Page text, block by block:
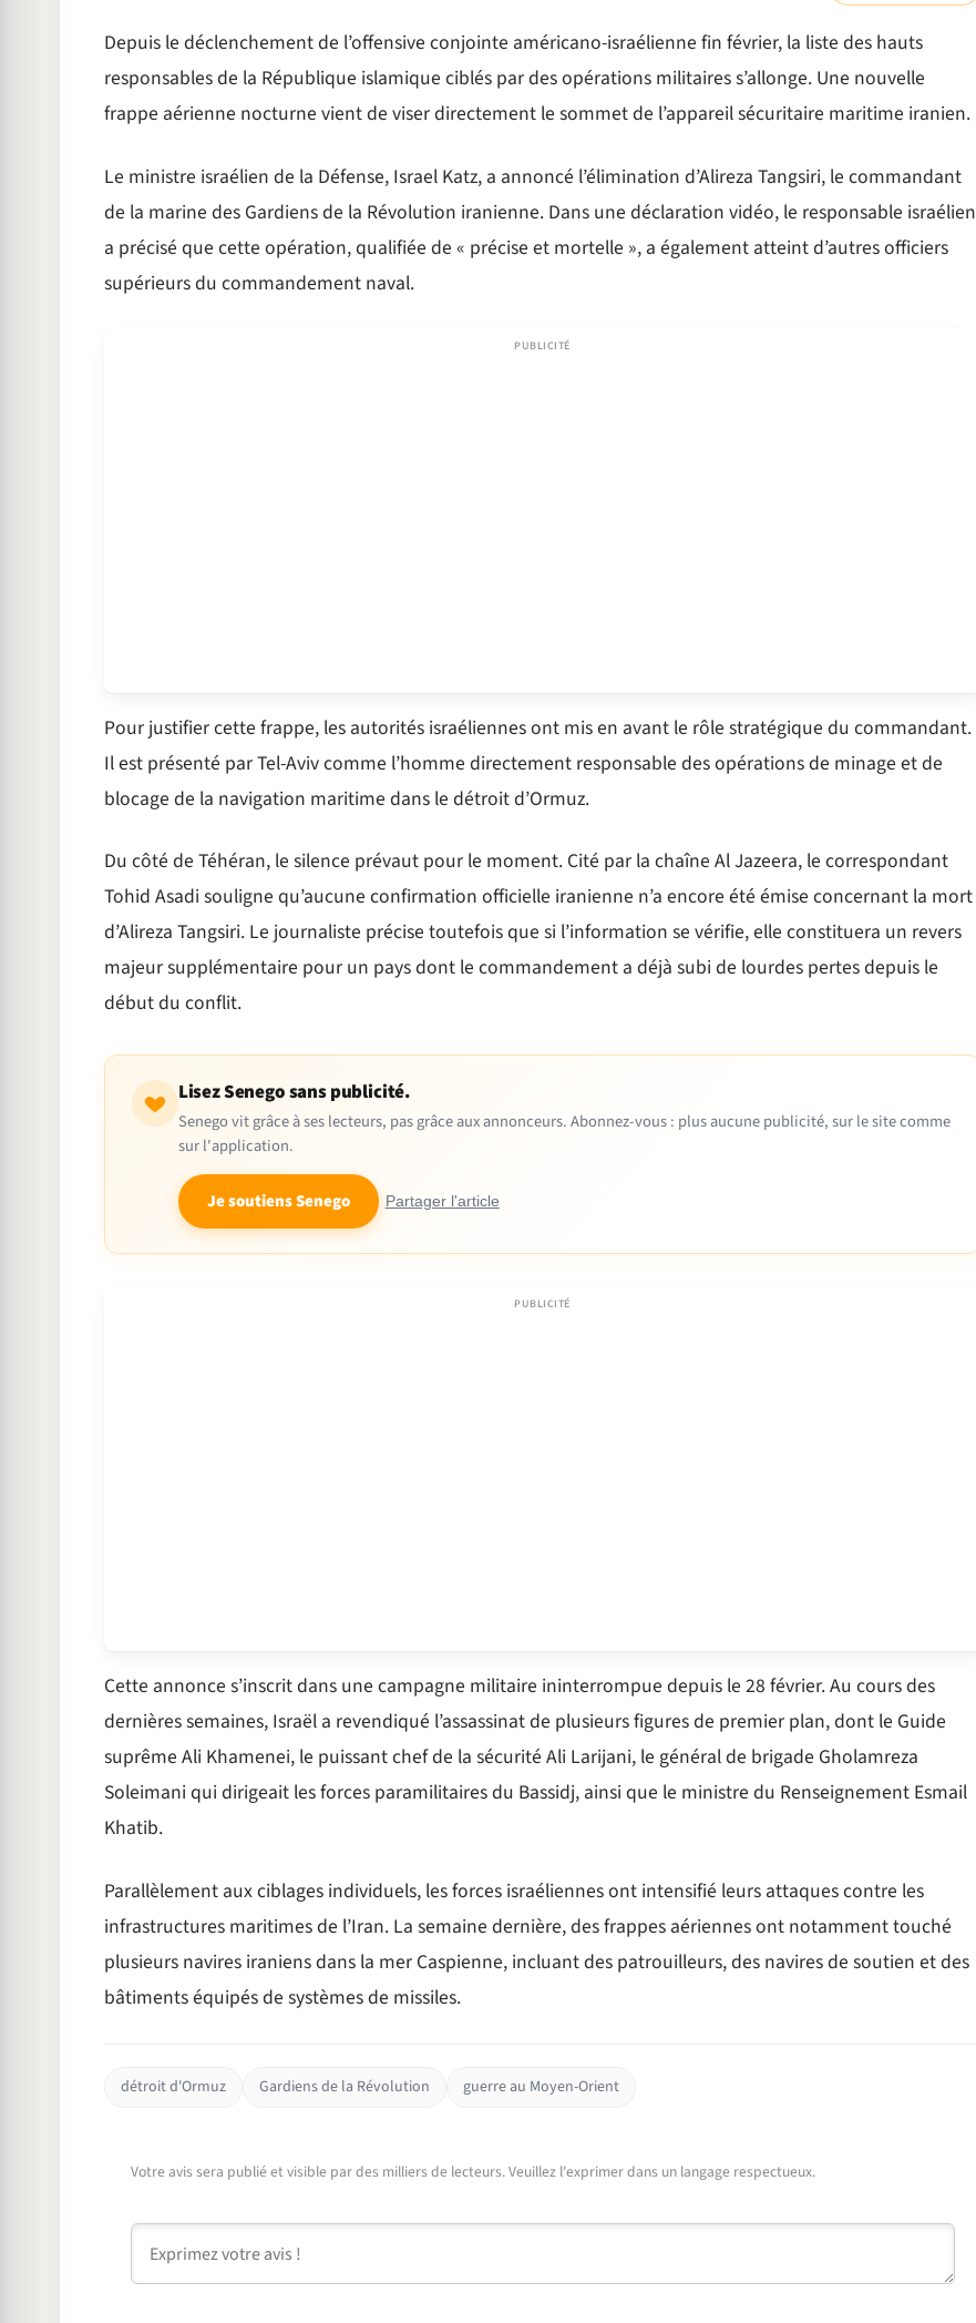
Depuis le déclenchement de l’offensive conjointe américano-israélienne fin février, la liste des hauts
responsables de la République islamique ciblés par des opérations militaires s’allonge. Une nouvelle
frappe aérienne nocturne vient de viser directement le sommet de l’appareil sécuritaire maritime iranien.
Le ministre israélien de la Défense, Israel Katz, a annoncé l’élimination d’Alireza Tangsiri, le commandant
de la marine des Gardiens de la Révolution iranienne. Dans une déclaration vidéo, le responsable israélien
a précisé que cette opération, qualifiée de « précise et mortelle », a également atteint d’autres officiers
supérieurs du commandement naval.
Pour justifier cette frappe, les autorités israéliennes ont mis en avant le rôle stratégique du commandant.
Il est présenté par Tel-Aviv comme l’homme directement responsable des opérations de minage et de
blocage de la navigation maritime dans le détroit d’Ormuz.
Du côté de Téhéran, le silence prévaut pour le moment. Cité par la chaîne Al Jazeera, le correspondant
Tohid Asadi souligne qu’aucune confirmation officielle iranienne n’a encore été émise concernant la mort
d’Alireza Tangsiri. Le journaliste précise toutefois que si l’information se vérifie, elle constituera un revers
majeur supplémentaire pour un pays dont le commandement a déjà subi de lourdes pertes depuis le
début du conflit.
Lisez Senego sans publicité.
Senego vit grâce à ses lecteurs, pas grâce aux annonceurs. Abonnez-vous : plus aucune publicité, sur le site comme
sur l'application.
Je soutiens Senego Partager l'article
Cette annonce s’inscrit dans une campagne militaire ininterrompue depuis le 28 février. Au cours des
dernières semaines, Israël a revendiqué l’assassinat de plusieurs figures de premier plan, dont le Guide
suprême Ali Khamenei, le puissant chef de la sécurité Ali Larijani, le général de brigade Gholamreza
Soleimani qui dirigeait les forces paramilitaires du Bassidj, ainsi que le ministre du Renseignement Esmail
Khatib.
Parallèlement aux ciblages individuels, les forces israéliennes ont intensifié leurs attaques contre les
infrastructures maritimes de l’Iran. La semaine dernière, des frappes aériennes ont notamment touché
plusieurs navires iraniens dans la mer Caspienne, incluant des patrouilleurs, des navires de soutien et des
bâtiments équipés de systèmes de missiles.
détroit d'Ormuz Gardiens de la Révolution guerre au Moyen-Orient
Votre avis sera publié et visible par des milliers de lecteurs. Veuillez l'exprimer dans un langage respectueux.
Commentaire